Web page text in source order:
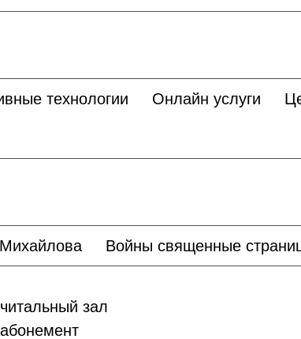
технологии Онлайн услуги
Войны священные
зал